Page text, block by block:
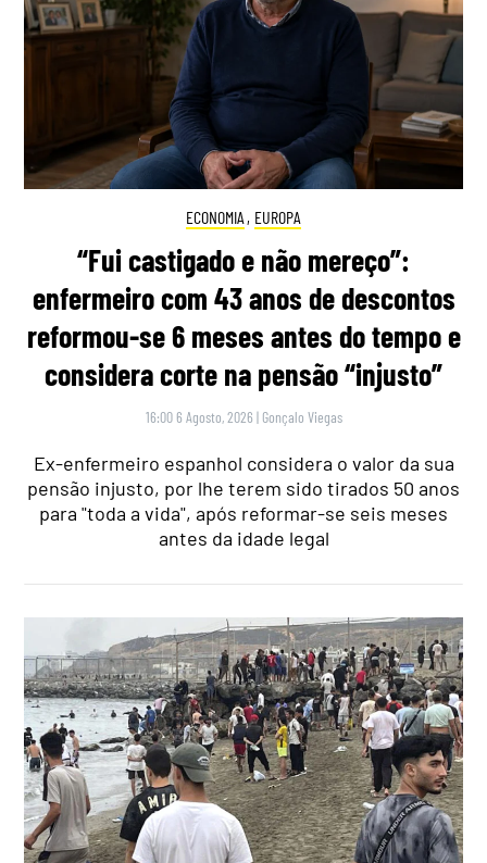
ECONOMIA , EUROPA
“Fui castigado e não mereço”:
enfermeiro com 43 anos de descontos
reformou-se 6 meses antes do tempo e
considera corte na pensão “injusto”
16:00 6 Agosto, 2026 | Gonçalo Viegas
Ex-enfermeiro espanhol considera o valor da sua
pensão injusto, por lhe terem sido tirados 50 anos
para "toda a vida", após reformar-se seis meses
antes da idade legal